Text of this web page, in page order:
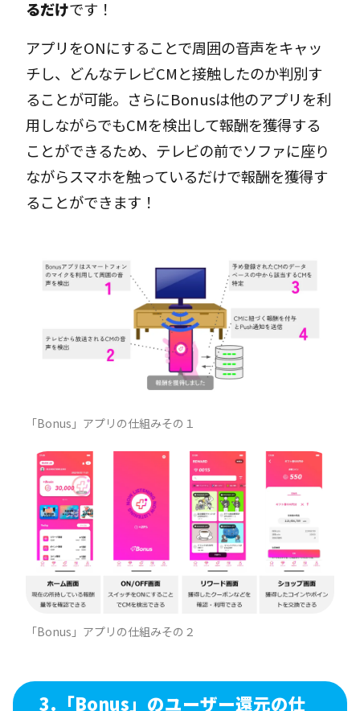
るだけです！
アプリをONにすることで周囲の音声をキャッ
チし、どんなテレビCMと接触したのか判別す
ることが可能。さらにBonusは他のアプリを利
用しながらでもCMを検出して報酬を獲得する
ことができるため、テレビの前でソファに座り
ながらスマホを触っているだけで報酬を獲得す
ることができます！
「Bonus」アプリの仕組みその１
「Bonus」アプリの仕組みその２
3. 「Bonus」のユーザー還元の仕